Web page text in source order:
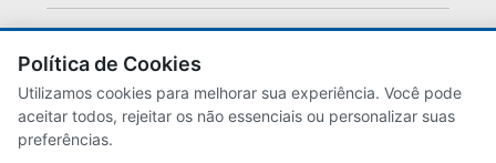
Política de Cookies
Utilizamos cookies para melhorar sua experiência. Você pode
aceitar todos, rejeitar os não essenciais ou personalizar suas
preferências.